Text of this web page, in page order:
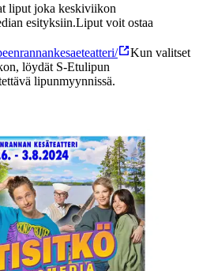
liput joka keskiviikon
esityksiin.Liput voit ostaa
Kun valitset
löydät S-Etulipun
lipunmyynnissä.